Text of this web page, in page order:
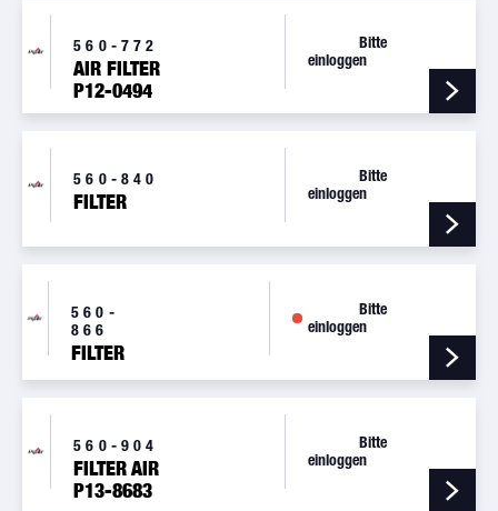
560-772
AIR FILTER
P12-0494
Bitte
einloggen
560-840
FILTER
Bitte
einloggen
560-
866
FILTER
Bitte
einloggen
560-904
FILTER AIR
P13-8683
Bitte
einloggen